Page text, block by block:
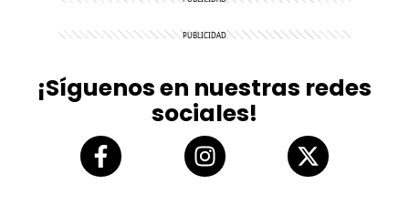
¡Síguenos en nuestras redes
sociales!